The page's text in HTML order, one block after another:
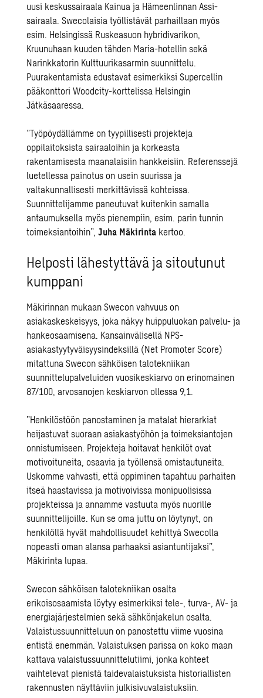
uusi keskussairaala Kainua ja Hämeenlinnan Assi-
sairaala. Swecolaisia työllistävät parhaillaan myös
esim. Helsingissä Ruskeasuon hybridivarikon,
Kruunuhaan kuuden tähden Maria-hotellin sekä
Narinkkatorin Kulttuurikasarmin suunnittelu.
Puurakentamista edustavat esimerkiksi Supercellin
pääkonttori Woodcity-korttelissa Helsingin
Jätkäsaaressa.
”Työpöydällämme on tyypillisesti projekteja
oppilaitoksista sairaaloihin ja korkeasta
rakentamisesta maanalaisiin hankkeisiin. Referenssejä
luetellessa painotus on usein suurissa ja
valtakunnallisesti merkittävissä kohteissa.
Suunnittelijamme paneutuvat kuitenkin samalla
antaumuksella myös pienempiin, esim. parin tunnin
toimeksiantoihin”,Juha Mäkirinta kertoo.
Helposti lähestyttävä ja sitoutunut
kumppani
Mäkirinnan mukaan Swecon vahvuus on
asiakaskeskeisyys, joka näkyy huippuluokan palvelu- ja
hankeosaamisena. Kansainvälisellä NPS-
asiakastyytyväisyysindeksillä (Net Promoter Score)
mitattuna Swecon sähköisen talotekniikan
suunnittelupalveluiden vuosikeskiarvo on erinomainen
87/100, arvosanojen keskiarvon ollessa 9,1.
”Henkilöstöön panostaminen ja matalat hierarkiat
heijastuvat suoraan asiakastyöhön ja toimeksiantojen
onnistumiseen. Projekteja hoitavat henkilöt ovat
motivoituneita, osaavia ja työllensä omistautuneita.
Uskomme vahvasti, että oppiminen tapahtuu parhaiten
itseä haastavissa ja motivoivissa monipuolisissa
projekteissa ja annamme vastuuta myös nuorille
suunnittelijoille. Kun se oma juttu on löytynyt, on
henkilöllä hyvät mahdollisuudet kehittyä Swecolla
nopeasti oman alansa parhaaksi asiantuntijaksi”,
Mäkirinta lupaa.
Swecon sähköisen talotekniikan osalta
erikoisosaamista löytyy esimerkiksi tele-, turva-, AV- ja
energiajärjestelmien sekä sähkönjakelun osalta.
Valaistussuunnitteluun on panostettu viime vuosina
entistä enemmän. Valaistuksen parissa on koko maan
kattava valaistussuunnittelutiimi, jonka kohteet
vaihtelevat pienistä taidevalaistuksista historiallisten
rakennusten näyttäviin julkisivuvalaistuksiin.